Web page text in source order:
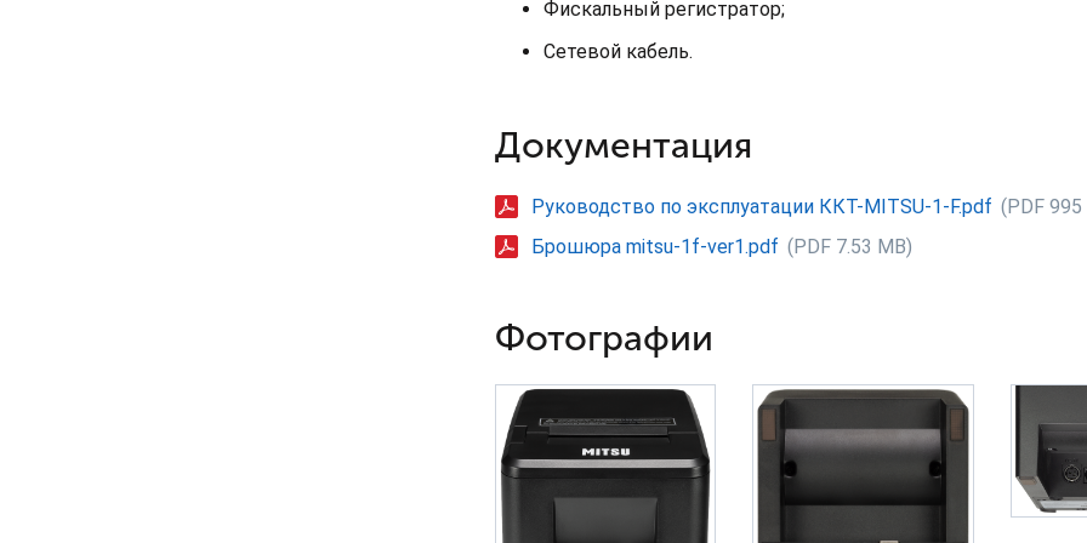
Фискальный регистратор;
Сетевой кабель.
Документация
Руководство по эксплуатации ККТ-MITSU-1-F.pdf (PDF 995
Брошюра mitsu-1f-ver1.pdf (PDF 7.53 MB)
Фотографии